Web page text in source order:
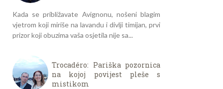
Kada se približavate Avignonu, nošeni blagim
vjetrom koji miriše na lavandu i divlji timijan, prvi
prizor koji obuzima vaša osjetila nije sa...
Trocadéro: Pariška pozornica
na kojoj povijest pleše s
mistikom